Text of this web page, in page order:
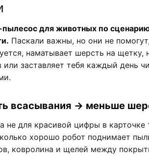
для животных по
Паскали важны, но они не
наматывает шерсть на щетку,
или заставляет тебя каждый день
всасывания → меньше
не для красивой цифры в карточке
хорошо робот поднимает
ковролина и щелей между